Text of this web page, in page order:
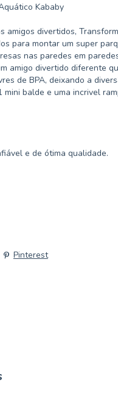
Kababy
amigos divertidos,
para montar um super
nas paredes em
amigo divertido diferente
de BPA, deixando a
mini balde e uma incrivel
e de ótima qualidade.
Pinterest